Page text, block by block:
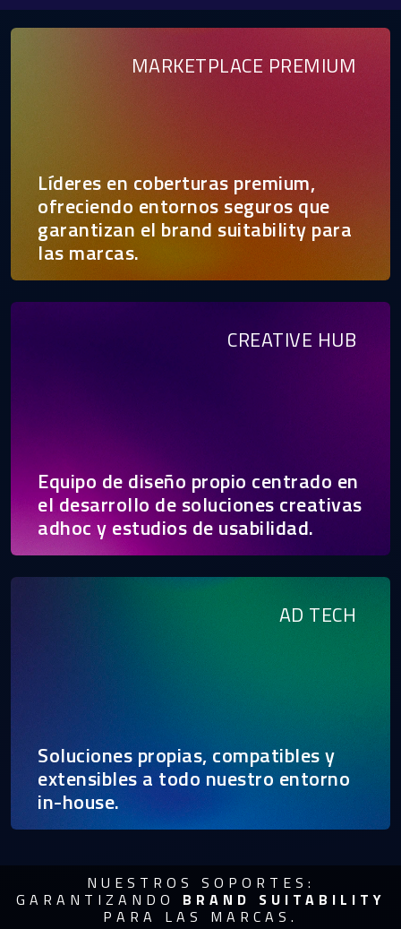
MARKETPLACE PREMIUM
Líderes en coberturas premium,
ofreciendo entornos seguros que
garantizan el brand suitability para
las marcas.
CREATIVE HUB
Equipo de diseño propio centrado en
el desarrollo de soluciones creativas
adhoc y estudios de usabilidad.
AD TECH
Soluciones propias, compatibles y
extensibles a todo nuestro entorno
in-house.
NUESTROS SOPORTES:
GARANTIZANDO BRAND SUITABILITY
PARA LAS MARCAS.